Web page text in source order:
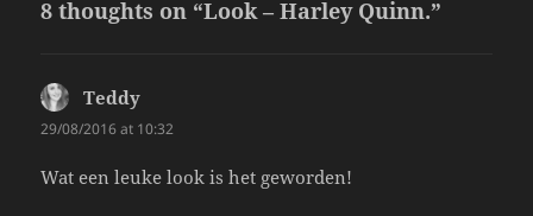
8 thoughts on “Look – Harley Quinn.”
Teddy
29/08/2016 at 10:32
Wat een leuke look is het geworden!